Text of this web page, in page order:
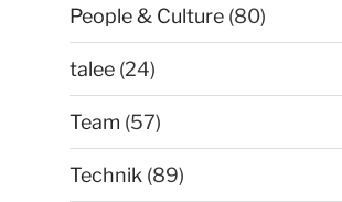
People & Culture (80)
talee (24)
Team (57)
Technik (89)